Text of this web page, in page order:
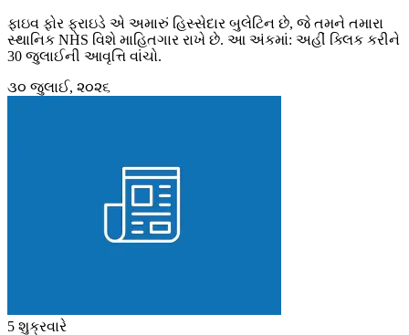
ફાઇવ ફોર ફ્રાઇડે એ અમારું હિસ્સેદાર બુલેટિન છે, જે તમને તમારા
સ્થાનિક NHS વિશે માહિતગાર રાખે છે. આ અંકમાં: અહીં ક્લિક કરીને
30 જુલાઈની આવૃત્તિ વાંચો.
૩૦ જુલાઈ, ૨૦૨૬
5 શુક્રવારે